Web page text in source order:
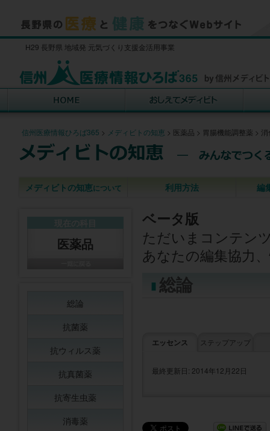
H29 長野県 地域発 元気づくり支援金活用事業
信州医療情報ひろば365 > メディビトの知恵 > 医薬品 > 胃腸機能調整薬 >
メディビトの知恵について 利用方法 編
ベータ版
ただいまコンテン
あなたの編集協力
総論
エッセンス ステップアップ
最終更新日: 2014年12月22日
医薬品
総論
抗菌薬
抗ウィルス薬
抗真菌薬
抗寄生虫薬
消毒薬